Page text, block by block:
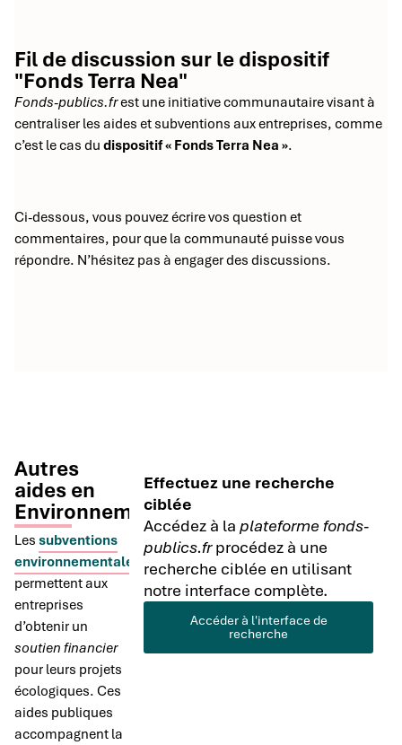
Fil de discussion sur le dispositif
"Fonds Terra Nea"
Fonds-publics.frest une initiative communautaire visant à
centraliser les aides et subventions aux entreprises, comme
c’est le cas du dispositif « Fonds Terra Nea ».
Ci-dessous, vous pouvez écrire vos question et
commentaires, pour que la communauté puisse vous
répondre. N’hésitez pas à engager des discussions.
Autres
aides en
Environnement
Les subventions
environnementales
permettent aux
entreprises
d’obtenir un
soutien financier
pour leurs projets
écologiques. Ces
aides publiques
accompagnent la
Effectuez une recherche
ciblée
Accédez à laplateforme fonds-
publics.frprocédez à une
recherche ciblée en utilisant
notre interface complète.
Accéder à l'interface de
recherche